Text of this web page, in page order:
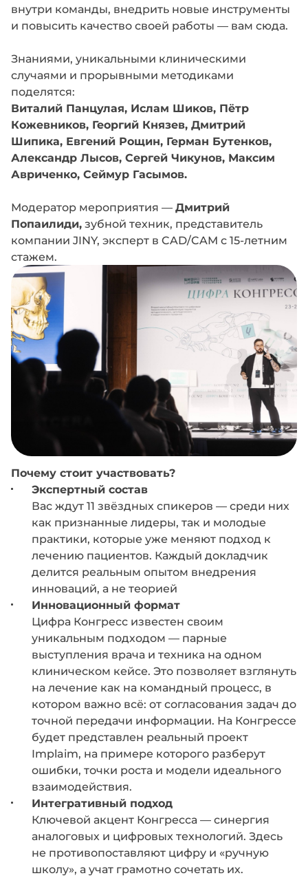
внутри команды, внедрить новые инструменты
и повысить качество своей работы — вам сюда.
Знаниями, уникальными клиническими
случаями и прорывными методиками
поделятся:
Виталий Панцулая, Ислам Шиков, Пётр
Кожевников, Георгий Князев, Дмитрий
Шипика, Евгений Рощин, Герман Бутенков,
Александр Лысов, Сергей Чикунов, Максим
Авриченко, Сеймур Гасымов.
Модератор мероприятия —Дмитрий
Попаилиди,зубной техник, представитель
компании JINY, эксперт в CAD/CAM с 15-летним
стажем.
Почему стоит участвовать?
Экспертный состав
Вас ждут 11 звёздных спикеров — среди них
как признанные лидеры, так и молодые
практики, которые уже меняют подход к
лечению пациентов. Каждый докладчик
делится реальным опытом внедрения
инноваций, а не теорией
Инновационный формат
Цифра Конгресс известен своим
уникальным подходом — парные
выступления врача и техника на одном
клиническом кейсе. Это позволяет взглянуть
на лечение как на командный процесс, в
котором важно всё: от согласования задач до
точной передачи информации. На Конгрессе
будет представлен реальный проект
Implaim, на примере которого разберут
ошибки, точки роста и модели идеального
взаимодействия.
Интегративный подход
Ключевой акцент Конгресса — синергия
аналоговых и цифровых технологий. Здесь
не противопоставляют цифру и «ручную
школу», а учат грамотно сочетать их.